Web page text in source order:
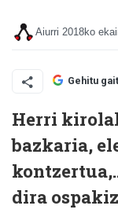
Aiurri 2018ko
Gehitu
Herri
bazkaria,
dira